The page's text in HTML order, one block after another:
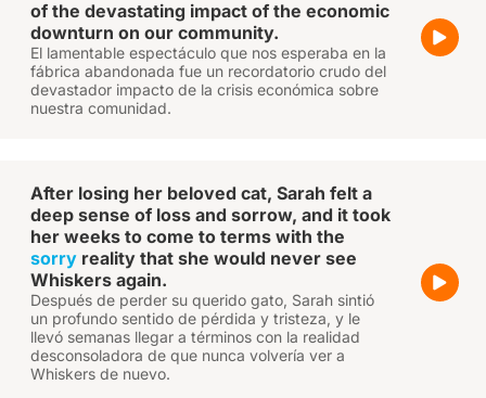
of the devastating impact of the economic
downturn on our community.
El lamentable espectáculo que nos esperaba en la
fábrica abandonada fue un recordatorio crudo del
devastador impacto de la crisis económica sobre
nuestra comunidad.
After losing her beloved cat, Sarah felt a
deep sense of loss and sorrow, and it took
her weeks to come to terms with the
sorry reality that she would never see
Whiskers again.
Después de perder su querido gato, Sarah sintió
un profundo sentido de pérdida y tristeza, y le
llevó semanas llegar a términos con la realidad
desconsoladora de que nunca volvería ver a
Whiskers de nuevo.